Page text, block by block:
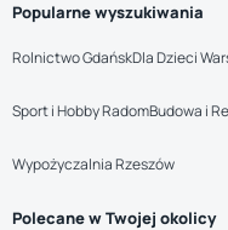
Popularne wyszukiwania
Rolnictwo GdańskDla Dzieci
Sport i Hobby RadomBudowa i
Wypożyczalnia Rzeszów
Polecane w Twojej okolicy